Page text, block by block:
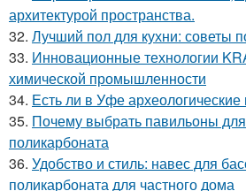
архитектурой пространства.
32. Лучший пол для кухни: советы
33. Инновационные технологии
химической промышленности
34. Есть ли в Уфе археологические
35. Почему выбрать павильоны
поликарбоната
36. Удобство и стиль: навес для
поликарбоната для частного дома